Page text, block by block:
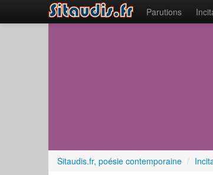
Parutions
Sitaudis.fr, poésie contemporaine /